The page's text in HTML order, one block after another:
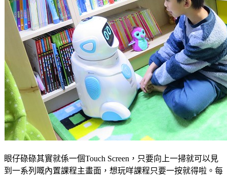
眼仔碌碌其實就係一個Touch Screen，只要向上一掃就可以見
到一系列嘅內置課程主畫面，想玩咩課程只要一按就得啦 。 每